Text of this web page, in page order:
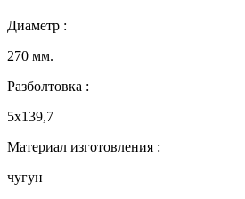
Диаметр :
270 мм.
Разболтовка :
5х139,7
Материал изготовления :
чугун